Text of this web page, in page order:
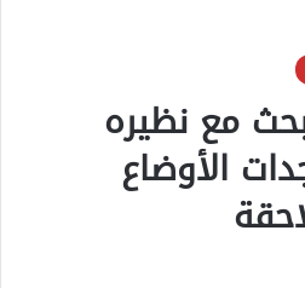
مع نظيره
الأوضاع